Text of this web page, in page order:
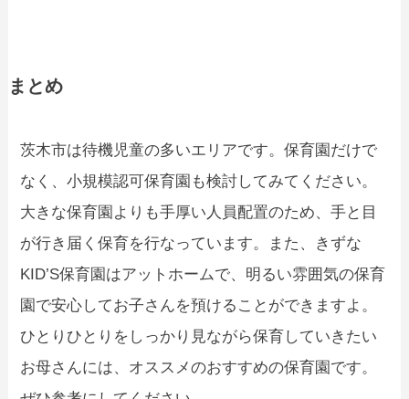
まとめ
茨木市は待機児童の多いエリアです。保育園だけで
なく、小規模認可保育園も検討してみてください。
大きな保育園よりも手厚い人員配置のため、手と目
が行き届く保育を行なっています。また、きずな
KID’S保育園はアットホームで、明るい雰囲気の保育
園で安心してお子さんを預けることができますよ。
ひとりひとりをしっかり見ながら保育していきたい
お母さんには、オススメのおすすめの保育園です。